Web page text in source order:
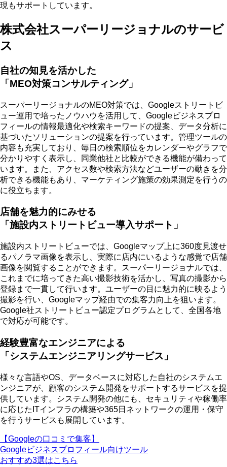
現もサポートしています。
株式会社スーパーリージョナルのサービ
ス
自社の知見を活かした
「MEO対策コンサルティング」
スーパーリージョナルのMEO対策では、Googleストリートビ
ュー運用で培ったノウハウを活用して、Googleビジネスプロ
フィールの情報最適化や検索キーワードの提案、データ分析に
基づいたソリューションの提案を行っています。管理ツールの
内容も充実しており、 毎日の検索順位をカレンダーやグラフで
分かりやすく表示し、同業他社と比較ができる機能が備わって
います。また、アクセス数や検索方法などユーザーの動きを分
析できる機能もあり、マーケティング施策の効果測定を行うの
に役立ちます。
店舗を魅力的にみせる
「施設内ストリートビュー導入サポート」
施設内ストリートビューでは、Googleマップ上に360度見渡せ
るパノラマ画像を表示し、実際に店内にいるような感覚で店舗
画像を閲覧することができます。スーパーリージョナルでは、
これまでに培ってきた高い撮影技術を活かし、 写真の撮影から
登録まで一貫して行います。ユーザーの目に魅力的に映るよう
撮影を行い、Googleマップ経由での集客力向上を狙います。
Google社ストリートビュー認定プログラムとして、全国各地
で対応が可能です。
経験豊富なエンジニアによる
「システムエンジニアリングサービス」
様々な言語やOS、データベースに対応した自社のシステムエ
ンジニアが、 顧客のシステム開発をサポートするサービスを提
供しています。システム開発の他にも、セキュリティや稼働率
に応じたITインフラの構築や365日ネットワークの運用・保守
を行うサービスも展開しています。
【Googleの口コミで集客】
Googleビジネスプロフィール向けツール
おすすめ3選はこちら